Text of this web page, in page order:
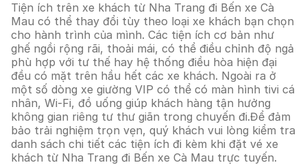
Tiện ích trên xe khách từ Nha Trang đi Bến xe Cà
Mau có thể thay đổi tùy theo loại xe khách bạn chọn
cho hành trình của mình. Các tiện ích cơ bản như
ghế ngồi rộng rãi, thoải mái, có thể điều chỉnh độ ngả
phù hợp với tư thế hay hệ thống điều hòa hiện đại
đều có mặt trên hầu hết các xe khách. Ngoài ra ở
một số dòng xe giường VIP có thể có màn hình tivi cá
nhân, Wi-Fi, đồ uống giúp khách hàng tận hưởng
không gian riêng tư thư giãn trong chuyến đi.Để đảm
bảo trải nghiệm trọn vẹn, quý khách vui lòng kiểm tra
danh sách chi tiết các tiện ích đi kèm khi đặt vé xe
khách từ Nha Trang đi Bến xe Cà Mau trực tuyến.